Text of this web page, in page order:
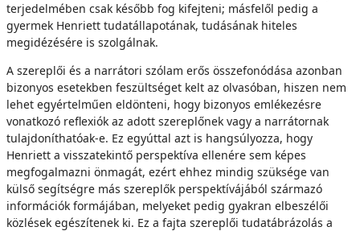
terjedelmében csak később fog kifejteni; másfelől pedig a
gyermek Henriett tudatállapotának, tudásának hiteles
megidézésére is szolgálnak.
A szereplői és a narrátori szólam erős összefonódása azonban
bizonyos esetekben feszültséget kelt az olvasóban, hiszen nem
lehet egyértelműen eldönteni, hogy bizonyos emlékezésre
vonatkozó reflexiók az adott szereplőnek vagy a narrátornak
tulajdoníthatóak-e. Ez egyúttal azt is hangsúlyozza, hogy
Henriett a visszatekintő perspektíva ellenére sem képes
megfogalmazni önmagát, ezért ehhez mindig szüksége van
külső segítségre más szereplők perspektívájából származó
információk formájában, melyeket pedig gyakran elbeszélői
közlések egészítenek ki. Ez a fajta szereplői tudatábrázolás a